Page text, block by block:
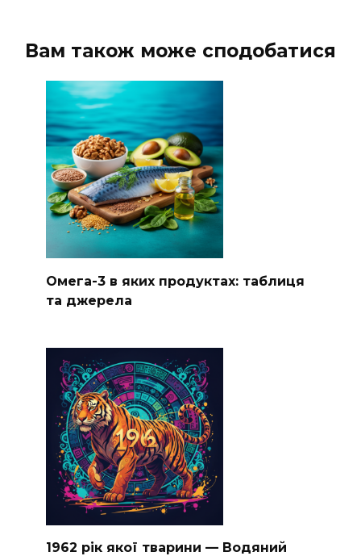
Вам також може сподобатися
Омега-3 в яких продуктах: таблиця
та джерела
1962 рік якої тварини — Водяний